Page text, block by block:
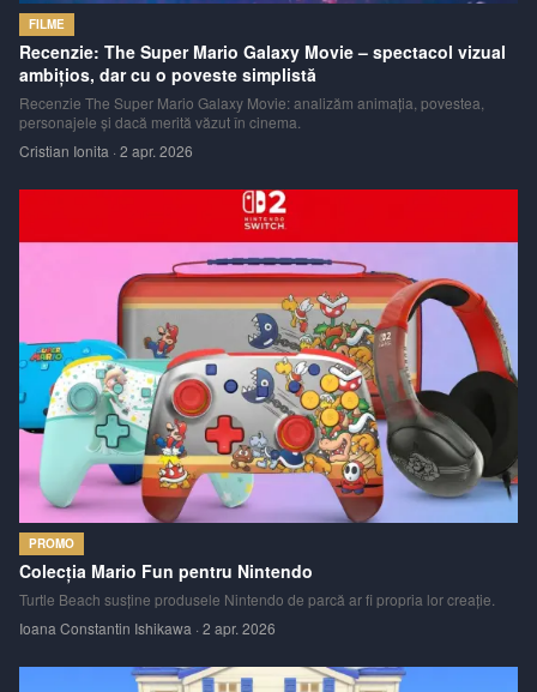
FILME
Recenzie: The Super Mario Galaxy Movie – spectacol vizual
ambițios, dar cu o poveste simplistă
Recenzie The Super Mario Galaxy Movie: analizăm animația, povestea,
personajele și dacă merită văzut în cinema.
Cristian Ionita · 2 apr. 2026
PROMO
Colecția Mario Fun pentru Nintendo
Turtle Beach susține produsele Nintendo de parcă ar fi propria lor creație.
Ioana Constantin Ishikawa · 2 apr. 2026